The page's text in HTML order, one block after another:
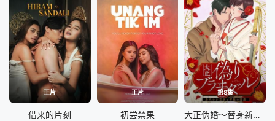
正片
借来的片刻
正片
初尝禁果
第8集
大正伪婚～替身新娘与军服的猛爱